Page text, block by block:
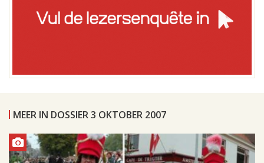
MEER IN DOSSIER 3 OKTOBER 2007